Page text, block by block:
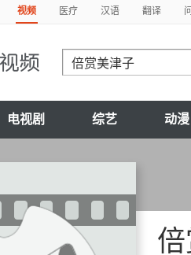
视频 医疗 汉语 翻译
电视剧 综艺 动漫